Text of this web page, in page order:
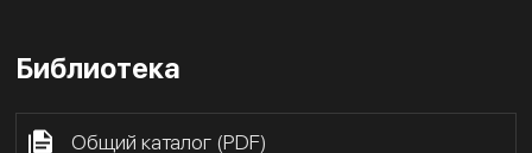
Библиотека
Общий каталог (PDF)